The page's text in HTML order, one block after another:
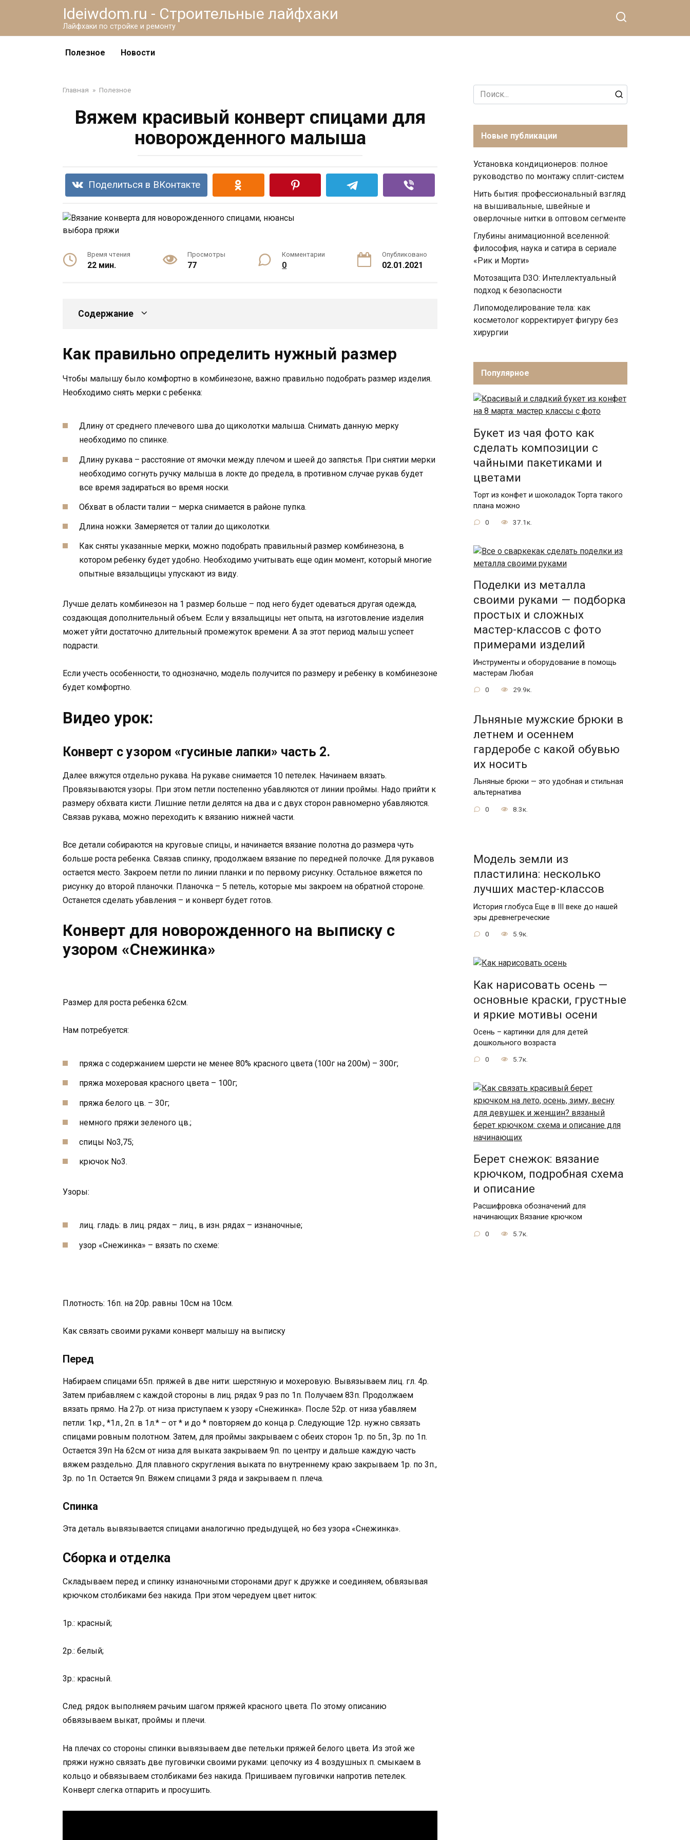
Ideiwdom.ru - Строительные лайфхаки
Лайфхаки по стройке и ремонту
Полезное Новости
Главная » Полезное
Вяжем красивый конверт спицами для
новорожденного малыша
Поделиться в ВКонтакте
Время чтения
22 мин.
Просмотры
77
Комментарии
0
Опубликовано
02.01.2021
Содержание
Как правильно определить нужный размер
Чтобы малышу было комфортно в комбинезоне, важно правильно подобрать размер изделия.
Необходимо снять мерки с ребенка:
Длину от среднего плечевого шва до щиколотки малыша. Снимать данную мерку
необходимо по спинке.
Длину рукава – расстояние от ямочки между плечом и шеей до запястья. При снятии мерки
необходимо согнуть ручку малыша в локте до предела, в противном случае рукав будет
все время задираться во время носки.
Обхват в области талии – мерка снимается в районе пупка.
Длина ножки. Замеряется от талии до щиколотки.
Как сняты указанные мерки, можно подобрать правильный размер комбинезона, в
котором ребенку будет удобно. Необходимо учитывать еще один момент, который многие
опытные вязальщицы упускают из виду.
Лучше делать комбинезон на 1 размер больше – под него будет одеваться другая одежда,
создающая дополнительный объем. Если у вязальщицы нет опыта, на изготовление изделия
может уйти достаточно длительный промежуток времени. А за этот период малыш успеет
подрасти.
Если учесть особенности, то однозначно, модель получится по размеру и ребенку в комбинезоне
будет комфортно.
Видео урок:
Конверт с узором «гусиные лапки» часть 2.
Далее вяжутся отдельно рукава. На рукаве снимается 10 петелек. Начинаем вязать.
Провязываются узоры. При этом петли постепенно убавляются от линии проймы. Надо прийти к
размеру обхвата кисти. Лишние петли делятся на два и с двух сторон равномерно убавляются.
Связав рукава, можно переходить к вязанию нижней части.
Все детали собираются на круговые спицы, и начинается вязание полотна до размера чуть
больше роста ребенка. Связав спинку, продолжаем вязание по передней полочке. Для рукавов
остается место. Закроем петли по линии планки и по первому рисунку. Остальное вяжется по
рисунку до второй планочки. Планочка – 5 петель, которые мы закроем на обратной стороне.
Останется сделать убавления – и конверт будет готов.
Конверт для новорожденного на выписку с
узором «Снежинка»
Размер для роста ребенка 62см.
Нам потребуется:
пряжа с содержанием шерсти не менее 80% красного цвета (100г на 200м) – 300г;
пряжа мохеровая красного цвета – 100г;
пряжа белого цв. – 30г;
немного пряжи зеленого цв.;
спицы No3,75;
крючок No3.
Узоры:
лиц. гладь: в лиц. рядах – лиц., в изн. рядах – изнаночные;
узор «Снежинка» – вязать по схеме:
Плотность: 16п. на 20р. равны 10см на 10см.
Как связать своими руками конверт малышу на выписку
Перед
Набираем спицами 65п. пряжей в две нити: шерстяную и мохеровую. Вывязываем лиц. гл. 4р.
Затем прибавляем с каждой стороны в лиц. рядах 9 раз по 1п. Получаем 83п. Продолжаем
вязать прямо. На 27р. от низа приступаем к узору «Снежинка». После 52р. от низа убавляем
петли: 1кр., *1л., 2п. в 1л.* – от * и до * повторяем до конца р. Следующие 12р. нужно связать
спицами ровным полотном. Затем, для проймы закрываем с обеих сторон 1р. по 5п., 3р. по 1п.
Остается 39п На 62см от низа для выката закрываем 9п. по центру и дальше каждую часть
вяжем раздельно. Для плавного скругления выката по внутреннему краю закрываем 1р. по 3п.,
3р. по 1п. Остается 9п. Вяжем спицами 3 ряда и закрываем п. плеча.
Спинка
Эта деталь вывязывается спицами аналогично предыдущей, но без узора «Снежинка».
Сборка и отделка
Складываем перед и спинку изнаночными сторонами друг к дружке и соединяем, обвязывая
крючком столбиками без накида. При этом чередуем цвет ниток:
1р.: красный;
2р.: белый;
3р.: красный.
След. рядок выполняем рачьим шагом пряжей красного цвета. По этому описанию
обвязываем выкат, проймы и плечи.
На плечах со стороны спинки вывязываем две петельки пряжей белого цвета. Из этой же
пряжи нужно связать две пуговички своими руками: цепочку из 4 воздушных п. смыкаем в
кольцо и обвязываем столбиками без накида. Пришиваем пуговички напротив петелек.
Конверт слегка отпарить и просушить.
Search
for:
Новые публикации
Установка кондиционеров: полное
руководство по монтажу сплит-систем
Нить бытия: профессиональный взгляд
на вышивальные, швейные и
оверлочные нитки в оптовом сегменте
Глубины анимационной вселенной:
философия, наука и сатира в сериале
«Рик и Морти»
Мотозащита D3O: Интеллектуальный
подход к безопасности
Липомоделирование тела: как
косметолог корректирует фигуру без
хирургии
Популярное
Букет из чая фото как
сделать композиции с
чайными пакетиками и
цветами
Торт из конфет и шоколадок Торта такого
плана можно
0 37.1к.
Поделки из металла
своими руками — подборка
простых и сложных
мастер-классов с фото
примерами изделий
Инструменты и оборудование в помощь
мастерам Любая
0 29.9к.
Льняные мужские брюки в
летнем и осеннем
гардеробе с какой обувью
их носить
Льняные брюки — это удобная и стильная
альтернатива
0 8.3к.
Модель земли из
пластилина: несколько
лучших мастер-классов
История глобуса Еще в III веке до нашей
эры древнегреческие
0 5.9к.
Как нарисовать осень —
основные краски, грустные
и яркие мотивы осени
Осень – картинки для для детей
дошкольного возраста
0 5.7к.
Берет снежок: вязание
крючком, подробная схема
и описание
Расшифровка обозначений для
начинающих Вязание крючком
0 5.7к.